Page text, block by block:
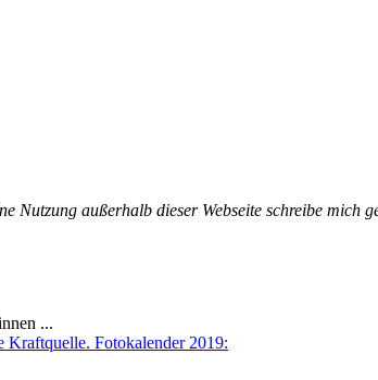
Nutzung außerhalb dieser Webseite schreibe mich
...
Kraftquelle. Fotokalender 2019: